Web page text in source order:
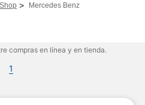
> Mercedes Benz
compras en línea y en tienda.
1